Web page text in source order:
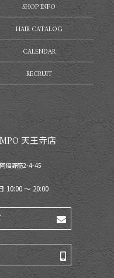
SHOP INFO
HAIR CATALOG
CALENDAR
RECRUIT
天王寺店
倍野筋2-4-45
10:00 〜 20:00